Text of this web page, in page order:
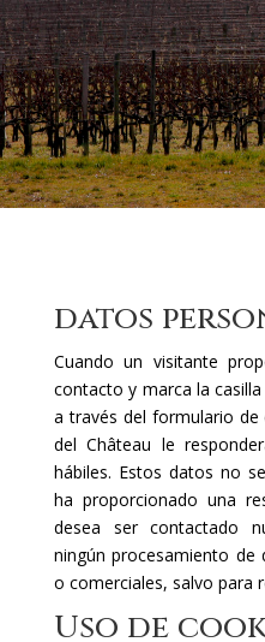
datos
Cuando un visitante
contacto y marca la
a través del formulario
del Château le
hábiles. Estos datos no
ha proporcionado una
desea ser contactado
ningún procesamiento de
o comerciales, salvo para
Uso de